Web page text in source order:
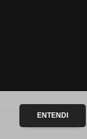
ENTENDI